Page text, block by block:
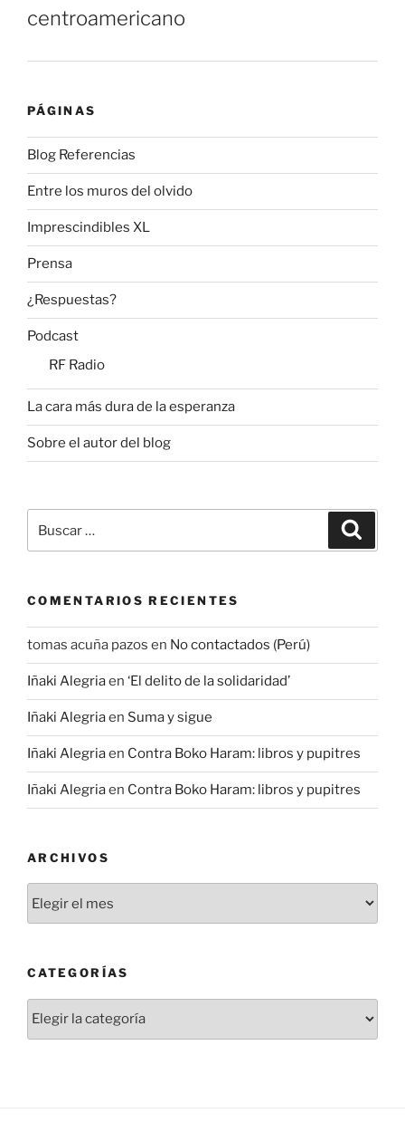
centroamericano
PÁGINAS
Blog Referencias
Entre los muros del olvido
Imprescindibles XL
Prensa
¿Respuestas?
Podcast
RF Radio
La cara más dura de la esperanza
Sobre el autor del blog
por:
COMENTARIOS RECIENTES
tomas acuña pazos en No contactados (Perú)
Iñaki Alegriaen ‘El delito de la solidaridad’
Iñaki Alegriaen Suma y sigue
Iñaki Alegriaen Contra Boko Haram: libros y pupitres
Iñaki Alegriaen Contra Boko Haram: libros y pupitres
ARCHIVOS
CATEGORÍAS